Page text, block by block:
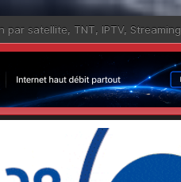
par satellite, TNT, IPTV, Streaming